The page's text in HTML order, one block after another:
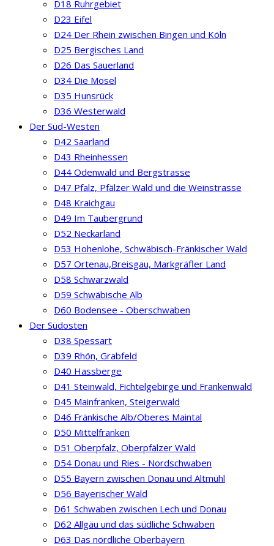
D18 Ruhrgebiet
D23 Eifel
D24 Der Rhein zwischen Bingen und Köln
D25 Bergisches Land
D26 Das Sauerland
D34 Die Mosel
D35 Hunsrück
D36 Westerwald
Der Süd-Westen
D42 Saarland
D43 Rheinhessen
D44 Odenwald und Bergstrasse
D47 Pfalz, Pfälzer Wald und die Weinstrasse
D48 Kraichgau
D49 Im Taubergrund
D52 Neckarland
D53 Hohenlohe, Schwäbisch-Fränkischer Wald
D57 Ortenau,Breisgau, Markgräfler Land
D58 Schwarzwald
D59 Schwäbische Alb
D60 Bodensee - Oberschwaben
Der Südosten
D38 Spessart
D39 Rhön, Grabfeld
D40 Hassberge
D41 Steinwald, Fichtelgebirge und Frankenwald
D45 Mainfranken, Steigerwald
D46 Fränkische Alb/Oberes Maintal
D50 Mittelfranken
D51 Oberpfalz, Oberpfälzer Wald
D54 Donau und Ries - Nordschwaben
D55 Bayern zwischen Donau und Altmühl
D56 Bayerischer Wald
D61 Schwaben zwischen Lech und Donau
D62 Allgäu und das südliche Schwaben
D63 Das nördliche Oberbayern